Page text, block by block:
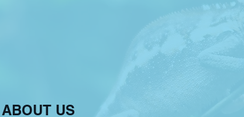
ABOUT US